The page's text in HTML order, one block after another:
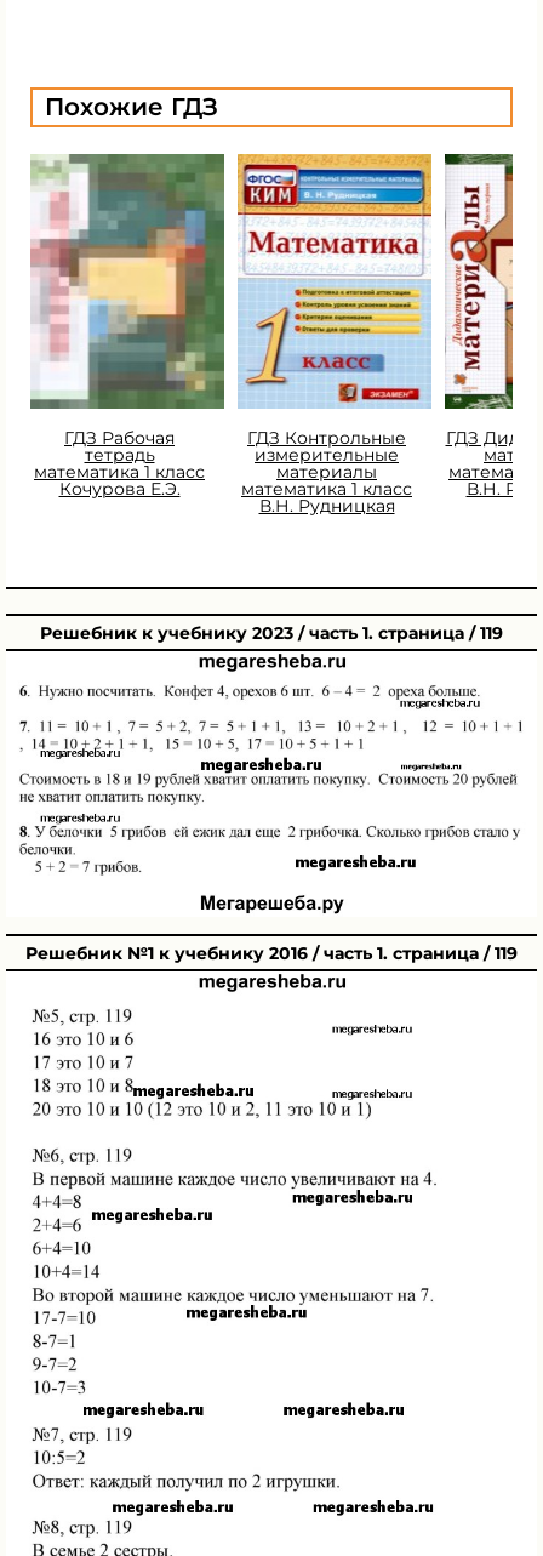
Похожие ГДЗ
ГДЗ Рабочая
тетрадь
математика 1 класс
Кочурова Е.Э.
ГДЗ Контрольные
измерительные
материалы
математика 1 класс
В.Н. Рудницкая
ГДЗ
В.Н.
Решебник к учебнику 2023 / часть 1. страница / 119
Решебник №1 к учебнику 2016 / часть 1. страница / 119